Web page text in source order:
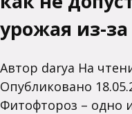
урожая из-
Автор darya На
Опубликовано
Фитофтороз – одно